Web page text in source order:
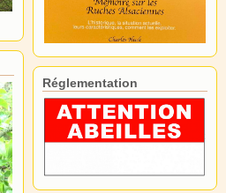
Réglementation